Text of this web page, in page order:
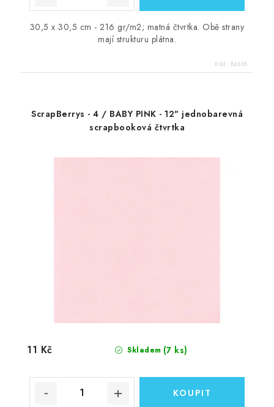
30,5 x 30,5 cm - 216 gr/m2; matná čtvrtka. Obě strany
mají strukturu plátna.
Kód: 84638
ScrapBerrys - 4 / BABY PINK - 12" jednobarevná
scrapbooková čtvrtka
Skladem (7 ks)
11 Kč